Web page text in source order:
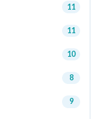
11
11
10
8
9